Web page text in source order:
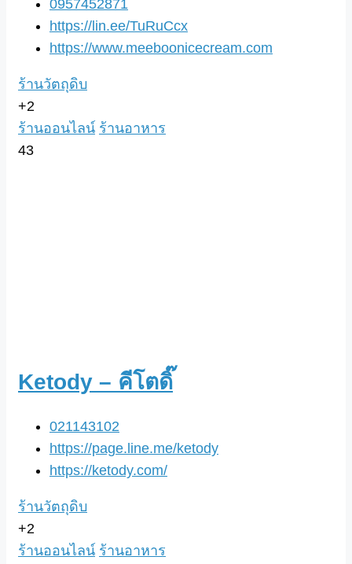
0957452871
https://lin.ee/TuRuCcx
https://www.meeboonicecream.com
ร้านวัตถุดิบ
+2
ร้านออนไลน์ ร้านอาหาร
43
Ketody – คีโตดิ๊
021143102
https://page.line.me/ketody
https://ketody.com/
ร้านวัตถุดิบ
+2
ร้านออนไลน์ ร้านอาหาร